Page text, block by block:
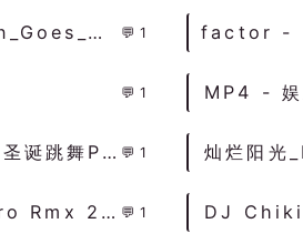
M.I.M_Project_When_The_Sun_Goes_GieraDj_Extended_Remix 1
1
苏荷DJEVAN 主流HOUSE 2014圣诞跳舞PARTY 1
七元 - 老鼠爱大米(Dj齐鸣 Electro Rmx 2022) - 中文Remix 中文CLUB 华语Remix 1